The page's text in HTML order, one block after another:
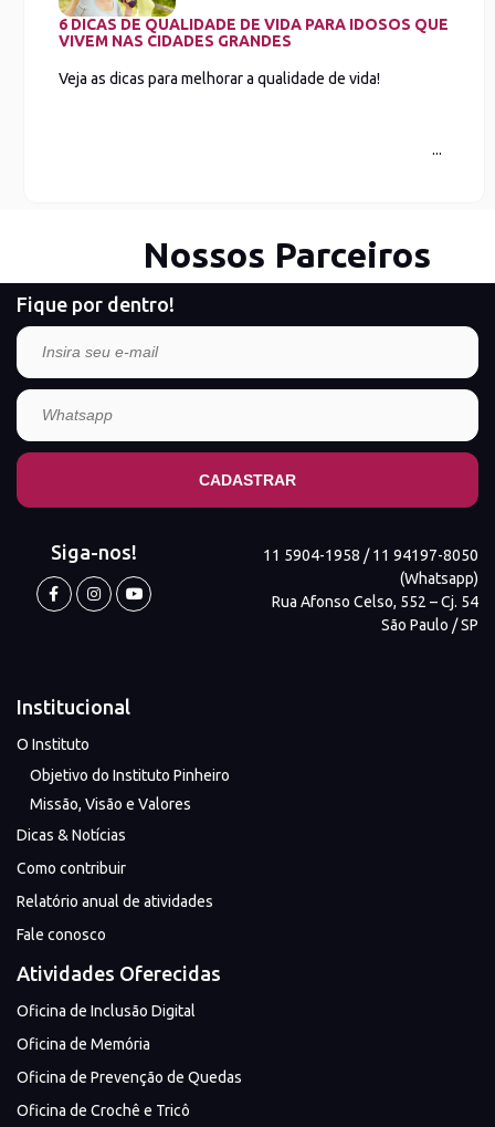
6 DICAS DE QUALIDADE DE VIDA PARA IDOSOS QUE
VIVEM NAS CIDADES GRANDES
Veja as dicas para melhorar a qualidade de vida!
Nossos Parceiros
Fique por dentro!
Siga-nos!
11 5904-1958 / 11 94197-8050
(Whatsapp)
Rua Afonso Celso, 552 – Cj. 54
São Paulo / SP
Institucional
O Instituto
Objetivo do Instituto Pinheiro
Missão, Visão e Valores
Dicas & Notícias
Como contribuir
Relatório anual de atividades
Fale conosco
Atividades Oferecidas
Oficina de Inclusão Digital
Oficina de Memória
Oficina de Prevenção de Quedas
Oficina de Crochê e Tricô